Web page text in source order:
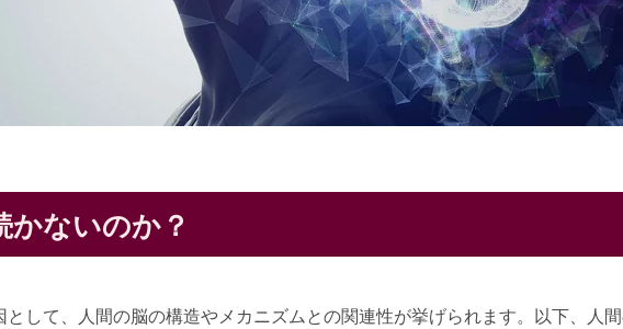
かないのか？
して、人間の脳の構造やメカニズムとの関連性が挙げられます。以下、人